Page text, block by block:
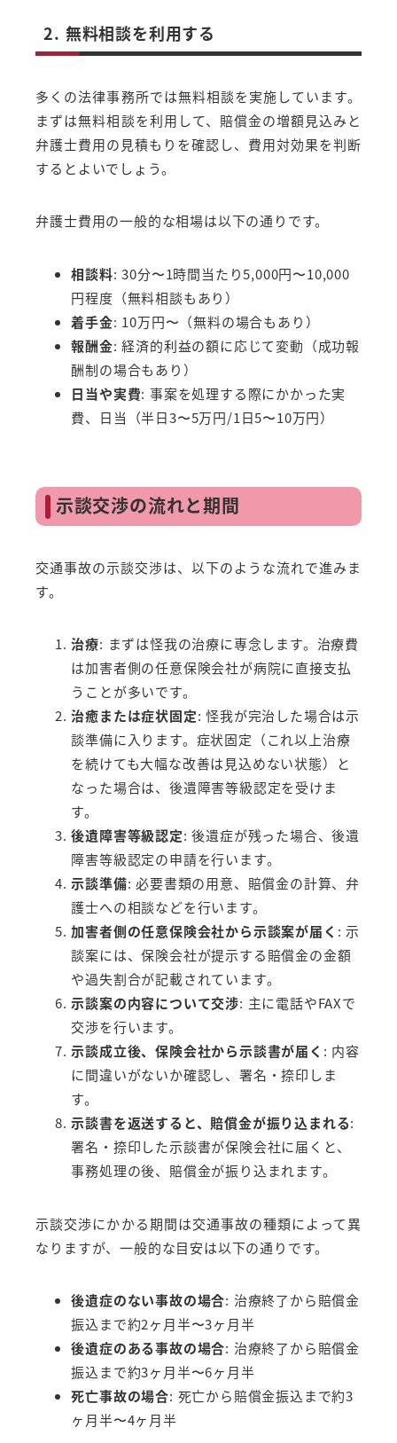
2. 無料相談を利用する
多くの法律事務所では無料相談を実施しています。
まずは無料相談を利用して、賠償金の増額見込みと
弁護士費用の見積もりを確認し、費用対効果を判断
するとよいでしょう。
弁護士費用の一般的な相場は以下の通りです。
相談料: 30分〜1時間当たり5,000円〜10,000
円程度（無料相談もあり）
着手金: 10万円〜（無料の場合もあり）
報酬金: 経済的利益の額に応じて変動（成功報
酬制の場合もあり）
日当や実費: 事案を処理する際にかかった実
費、日当（半日3〜5万円/1日5〜10万円）
示談交渉の流れと期間
交通事故の示談交渉は、以下のような流れで進みま
す。
治療: まずは怪我の治療に専念します。治療費
は加害者側の任意保険会社が病院に直接支払
うことが多いです。
治癒または症状固定: 怪我が完治した場合は示
談準備に入ります。症状固定（これ以上治療
を続けても大幅な改善は見込めない状態）と
なった場合は、後遺障害等級認定を受けま
す。
後遺障害等級認定: 後遺症が残った場合、後遺
障害等級認定の申請を行います。
示談準備: 必要書類の用意、賠償金の計算、弁
護士への相談などを行います。
加害者側の任意保険会社から示談案が届く : 示
談案には、保険会社が提示する賠償金の金額
や過失割合が記載されています。
示談案の内容について交渉: 主に電話やFAXで
交渉を行います。
示談成立後、保険会社から示談書が届く : 内容
に間違いがないか確認し、署名・捺印しま
す。
示談書を返送すると、賠償金が振り込まれる:
署名・捺印した示談書が保険会社に届くと、
事務処理の後、賠償金が振り込まれます。
示談交渉にかかる期間は交通事故の種類によって異
なりますが、一般的な目安は以下の通りです。
後遺症のない事故の場合: 治療終了から賠償金
振込まで約2ヶ月半〜3ヶ月半
後遺症のある事故の場合: 治療終了から賠償金
振込まで約3ヶ月半〜6ヶ月半
死亡事故の場合: 死亡から賠償金振込まで約3
ヶ月半〜4ヶ月半